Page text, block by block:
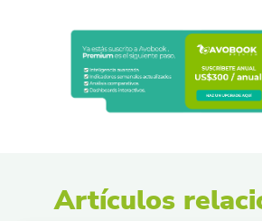
Artículos